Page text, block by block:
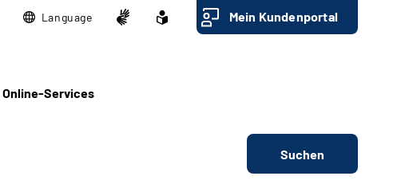
Language Mein Kundenportal
Online-Services
Suchen